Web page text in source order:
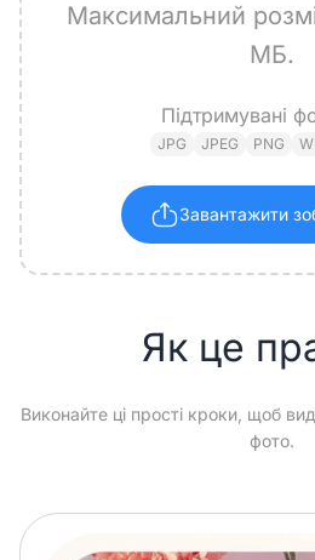
Максимальний
МБ.
Підтримувані
JPG JPEG PNG
Завантажити
Як це
Виконайте ці прості кроки, щоб
фото.